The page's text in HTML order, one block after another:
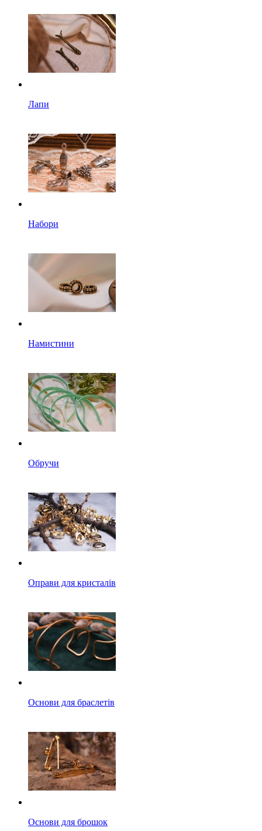
Лапи
Набори
Намистини
Обручи
Оправи для кристалів
Основи для браслетів
Основи для брошок